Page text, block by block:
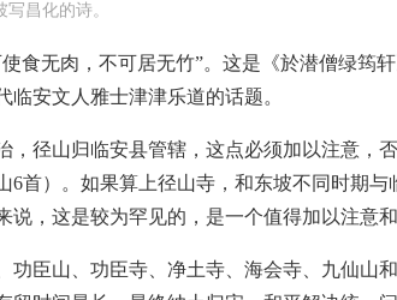
昌化的诗。
食无肉，不可居无竹”。这是《於潜僧绿筠
安文人雅士津津乐道的话题。
径山归临安县管辖，这点必须加以注意，
首）。如果算上径山寺，和东坡不同时期
，这是较为罕见的，是一个值得加以注意和
臣山、功臣寺、净土寺、海会寺、九仙山